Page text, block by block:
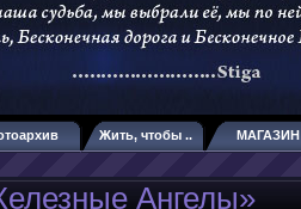
Жить, чтобы .. МАГАЗИН
Ангелы»